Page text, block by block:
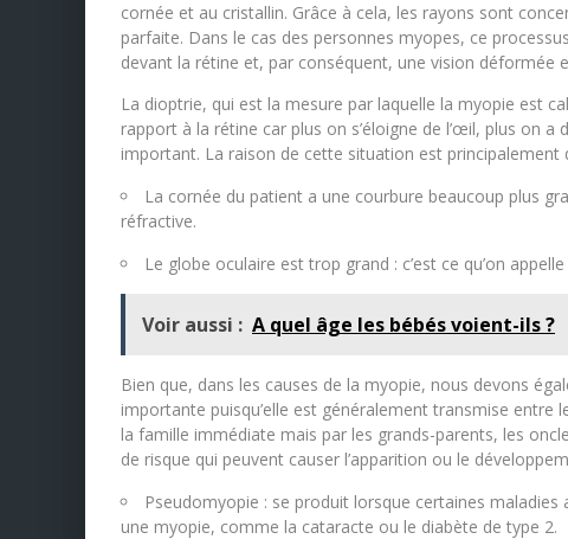
cornée et au cristallin. Grâce à cela, les rayons sont
parfaite. Dans le cas des personnes myopes, ce
devant la rétine et, par conséquent, une vision déformée
La dioptrie, qui est la mesure par laquelle la myopie est
rapport à la rétine car plus on s’éloigne de l’œil, plus on
important. La raison de cette situation est principalement
La cornée du patient a une courbure beaucoup plus
réfractive.
Le globe oculaire est trop grand : c’est ce qu’on
Voir aussi : A quel âge les bébés voient-ils ?
Bien que, dans les causes de la myopie, nous devons
importante puisqu’elle est généralement transmise entre
la famille immédiate mais par les grands-parents, les
de risque qui peuvent causer l’apparition ou le
Pseudomyopie : se produit lorsque certaines
une myopie, comme la cataracte ou le diabète de type 2.